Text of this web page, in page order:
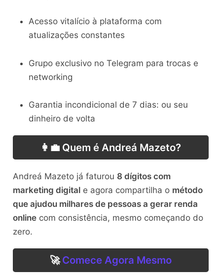
Acesso vitalício à plataforma com
atualizações constantes
Grupo exclusivo no Telegram para trocas e
networking
Garantia incondicional de 7 dias: ou seu
dinheiro de volta
👩‍💼 Quem é Andreá Mazeto?
Andreá Mazeto já faturou 8 dígitos com
marketing digitale agora compartilha o método
que ajudou milhares de pessoas a gerar renda
onlinecom consistência, mesmo começando do
zero.
🚀Comece Agora Mesmo